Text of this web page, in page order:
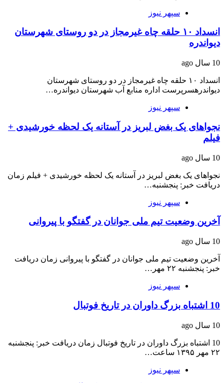
سپهر نیوز
انسداد ۱۰ حلقه چاه غیرمجاز در دو روستای شهرستان
دیواندره
10 سال ago
انسداد ۱۰ حلقه چاه غیرمجاز در دو روستای شهرستان
دیواندرهسرپرست اداره منابع آب شهرستان دیواندره…
سپهر نیوز
نجواهای یک بغض لبریز در آستانه یک لحظه خورشیدی +
فیلم
10 سال ago
نجواهای یک بغض لبریز در آستانه یک لحظه خورشیدی + فیلم زمان
دریافت خبر: پنجشنبه…
سپهر نیوز
آخرین وضعیت تیم ملی جوانان در گفتگو با پیروانی
10 سال ago
آخرین وضعیت تیم ملی جوانان در گفتگو با پیروانی زمان دریافت
خبر: پنجشنبه ۲۲ مهر…
سپهر نیوز
10 اشتباه بزرگ داوران در تاریخ فوتبال
10 سال ago
10 اشتباه بزرگ داوران در تاریخ فوتبال زمان دریافت خبر: پنجشنبه
۲۲ مهر ۱۳۹۵ ساعت…
سپهر نیوز